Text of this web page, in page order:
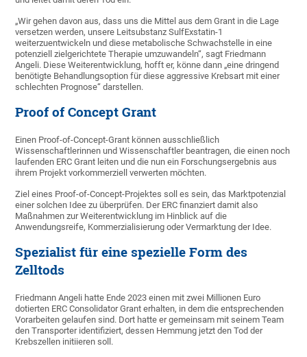
„Wir gehen davon aus, dass uns die Mittel aus dem Grant in die Lage
versetzen werden, unsere Leitsubstanz SulfExstatin-1
weiterzuentwickeln und diese metabolische Schwachstelle in eine
potenziell zielgerichtete Therapie umzuwandeln“, sagt Friedmann
Angeli. Diese Weiterentwicklung, hofft er, könne dann „eine dringend
benötigte Behandlungsoption für diese aggressive Krebsart mit einer
schlechten Prognose“ darstellen.
Proof of Concept Grant
Einen Proof-of-Concept-Grant können ausschließlich
Wissenschaftlerinnen und Wissenschaftler beantragen, die einen noch
laufenden ERC Grant leiten und die nun ein Forschungsergebnis aus
ihrem Projekt vorkommerziell verwerten möchten.
Ziel eines Proof-of-Concept-Projektes soll es sein, das Marktpotenzial
einer solchen Idee zu überprüfen. Der ERC finanziert damit also
Maßnahmen zur Weiterentwicklung im Hinblick auf die
Anwendungsreife, Kommerzialisierung oder Vermarktung der Idee.
Spezialist für eine spezielle Form des
Zelltods
Friedmann Angeli hatte Ende 2023 einen mit zwei Millionen Euro
dotierten ERC Consolidator Grant erhalten, in dem die entsprechenden
Vorarbeiten gelaufen sind. Dort hatte er gemeinsam mit seinem Team
den Transporter identifiziert, dessen Hemmung jetzt den Tod der
Krebszellen initiieren soll.